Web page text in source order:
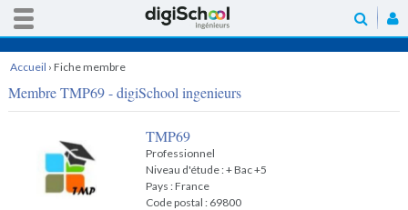
Accueil › Fiche membre
Membre TMP69 - digiSchool ingenieurs
TMP69
Professionnel
Niveau d'étude : + Bac +5
Pays : France
Code postal : 69800